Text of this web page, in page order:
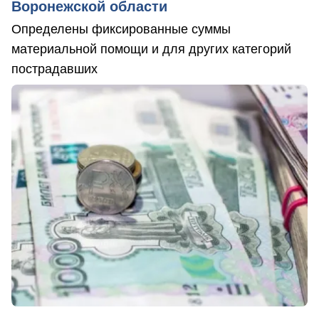
Воронежской области
Определены фиксированные суммы
материальной помощи и для других категорий
пострадавших